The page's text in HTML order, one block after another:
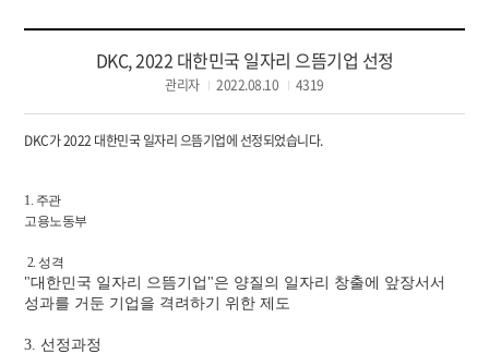
DKC, 2022 대한민국 일자리 으뜸기업 선정
관리자 2022.08.10 4319
DKC가 2022 대한민국 일자리 으뜸기업에 선정되었습니다.
1. 주관
고용노동부
2. 성격
"대한민국 일자리 으뜸기업"은 양질의 일자리 창출에 앞장서서
성과를 거둔 기업을 격려하기 위한 제도
3. 선정과정